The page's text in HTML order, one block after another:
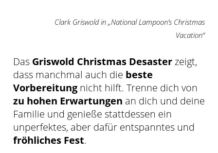
Clark Griswold in „National Lampoon’s Christmas
Vacation“
Das Griswold Christmas Desasterzeigt,
dass manchmal auch die beste
Vorbereitung nicht hilft. Trenne dich von
zu hohen Erwartungen an dich und deine
Familie und genieße stattdessen ein
unperfektes, aber dafür entspanntes und
fröhliches Fest.